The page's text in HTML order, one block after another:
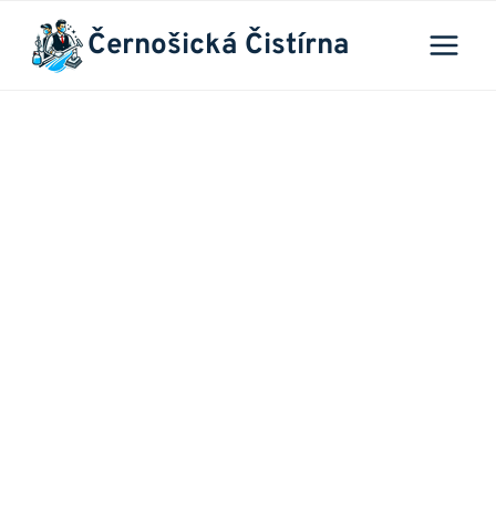
Přeskočit
obsah
Černošická Čistírna